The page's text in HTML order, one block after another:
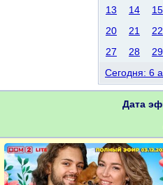
13
14 15
20
21 22
27
28 29
Сегодня: 6
Дата